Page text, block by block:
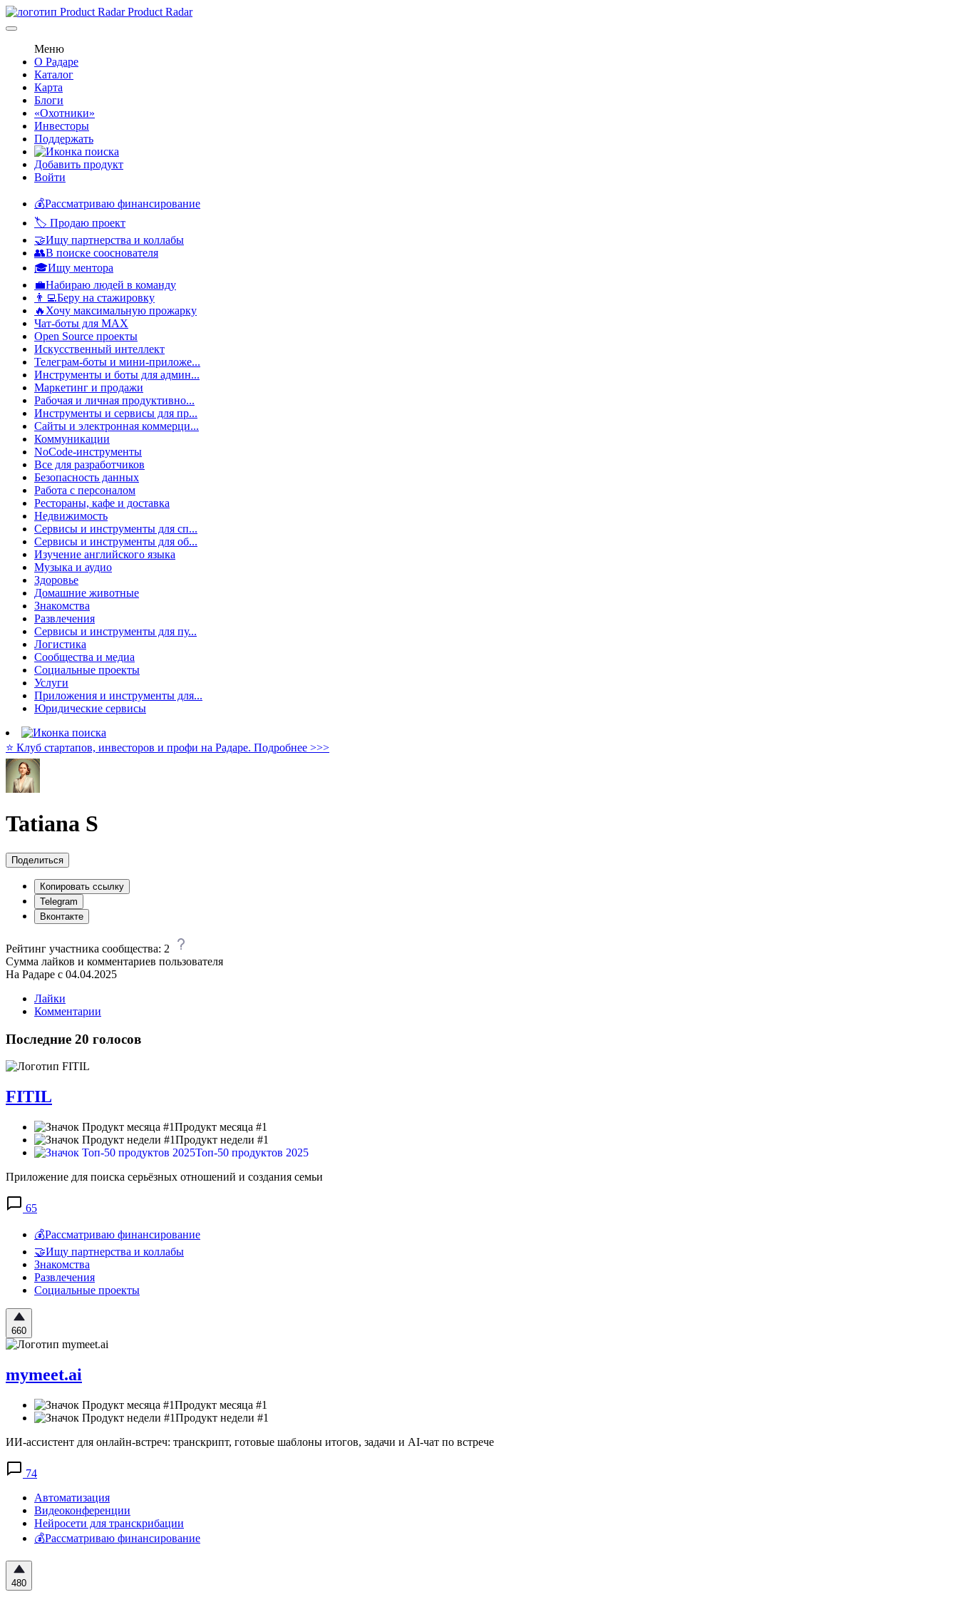
Product Radar
Меню
О Радаре
Каталог
Карта
Блоги
«Охотники»
Инвесторы
Поддержать
Добавить продукт
Войти
💰Рассматриваю финансирование
🏷️ Продаю проект
🤝Ищу партнерства и коллабы
👥В поиске сооснователя
🎓Ищу ментора
💼Набираю людей в команду
👨‍💻Беру на стажировку
🔥Хочу максимальную прожарку
Чат-боты для MAX
Open Source проекты
Искусственный интеллект
Телеграм-боты и мини-приложе...
Инструменты и боты для админ...
Маркетинг и продажи
Рабочая и личная продуктивно...
Инструменты и сервисы для пр...
Сайты и электронная коммерци...
Коммуникации
NoCode-инструменты
Все для разработчиков
Безопасность данных
Работа с персоналом
Рестораны, кафе и доставка
Недвижимость
Сервисы и инструменты для сп...
Сервисы и инструменты для об...
Изучение английского языка
Музыка и аудио
Здоровье
Домашние животные
Знакомства
Развлечения
Сервисы и инструменты для пу...
Логистика
Сообщества и медиа
Социальные проекты
Услуги
Приложения и инструменты для...
Юридические сервисы
⭐️ Клуб стартапов, инвесторов и профи на Радаре. Подробнее >>>
Tatiana S
Поделиться
Копировать ссылку
Telegram
Вконтакте
Рейтинг участника сообщества: 2
Сумма лайков и комментариев пользователя
На Радаре с 04.04.2025
Лайки
Комментарии
Последние 20 голосов
FITIL
Продукт месяца #1
Продукт недели #1
Топ-50 продуктов 2025
Приложение для поиска серьёзных отношений и создания семьи
65
💰Рассматриваю финансирование
🤝Ищу партнерства и коллабы
Знакомства
Развлечения
Социальные проекты
660
mymeet.ai
Продукт месяца #1
Продукт недели #1
ИИ-ассистент для онлайн-встреч: транскрипт, готовые шаблоны итогов, задачи и AI-чат по встрече
74
Автоматизация
Видеоконференции
Нейросети для транскрибации
💰Рассматриваю финансирование
480